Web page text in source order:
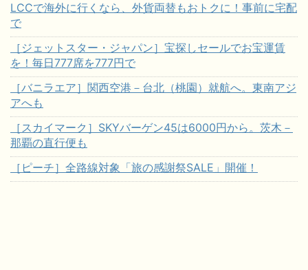
LCCで海外に行くなら、外貨両替もおトクに！事前に宅配
で
［ジェットスター・ジャパン］宝探しセールでお宝運賃
を！毎日777席を777円で
［バニラエア］関西空港－台北（桃園）就航へ。東南アジ
アへも
［スカイマーク］SKYバーゲン45は6000円から。茨木－
那覇の直行便も
［ピーチ］全路線対象「旅の感謝祭SALE」開催！